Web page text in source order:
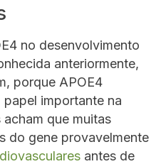
no desenvolvimento
anteriormente,
porque APOE4
importante na
que muitas
do gene provavelmente
antes de